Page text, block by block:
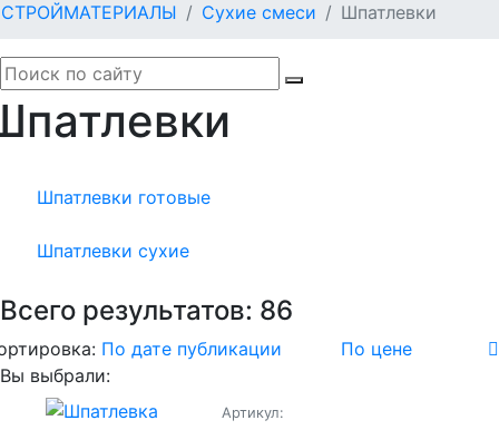
СТРОЙМАТЕРИАЛЫ
Сухие смеси Шпатлевки
Шпатлевки готовые
Шпатлевки сухие
Всего результатов: 86
По дате публикации
По цене
Вы выбрали:
Артикул: